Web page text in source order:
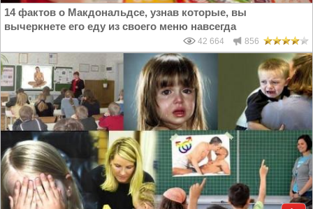
14 фактов о Макдональдсе, узнав которые, вы
вычеркнете его еду из своего меню навсегда
42 664 856